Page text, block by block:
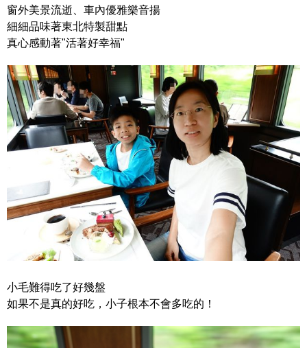
窗外美景流逝、車內優雅樂音揚
細細品味著東北特製甜點
真心感動著"活著好幸福"
小毛難得吃了好幾盤
如果不是真的好吃，小子根本不會多吃的！